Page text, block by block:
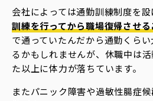
会社によっては通勤訓練制度を設
訓練を行ってから職場復帰させ
で通っていたんだから通勤くら
るかもしれませんが、休職中は
た以上に体力が落ちています。
またパニック障害や過敏性腸症